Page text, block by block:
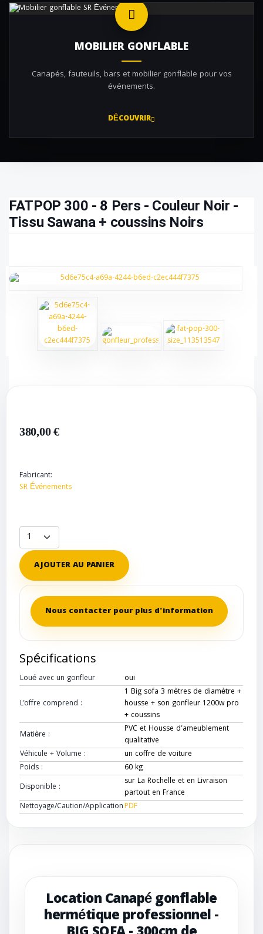
MOBILIER GONFLABLE
Canapés, fauteuils, bars et mobilier gonflable pour vos
événements.
DÉCOUVRIR
FATPOP 300 - 8 Pers - Couleur Noir -
Tissu Sawana + coussins Noirs
380,00 €
Fabricant:
SR Événements
AJOUTER AU PANIER
Nous contacter pour plus d'information
Spécifications
Loué avec un gonfleur oui
L'offre comprend :
1 Big sofa 3 mètres de diamètre +
housse + son gonfleur 1200w pro
+ coussins
Matière :
PVC et Housse d'ameublement
qualitative
Véhicule + Volume :
un coffre de voiture
Poids :
60 kg
Disponible :
sur La Rochelle et en Livraison
partout en France
Nettoyage/Caution/ApplicationPDF
Location Canapé gonflable
hermétique professionnel -